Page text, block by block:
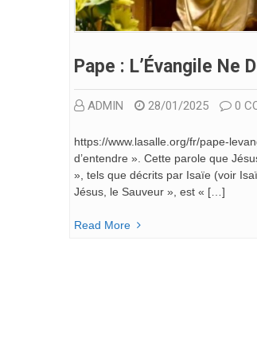
Pape : L’Évangile Ne
ADMIN 28/01/2025 0
https://www.lasalle.org/fr/pape-
d’entendre ». Cette parole que
», tels que décrits par Isaïe (voir
Jésus, le Sauveur », est « […]
Read More